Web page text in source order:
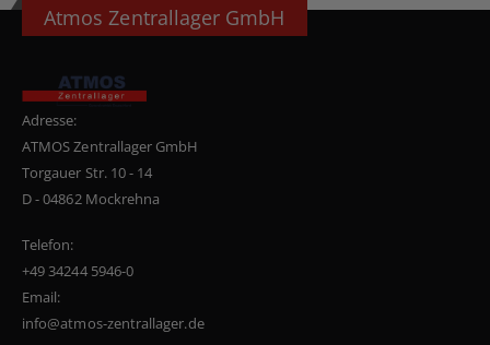
Atmos Zentrallager GmbH
Adresse:
ATMOS Zentrallager GmbH
Torgauer Str. 10 - 14
D - 04862 Mockrehna
Telefon:
+49 34244 5946-0
Email:
info@atmos-zentrallager.de